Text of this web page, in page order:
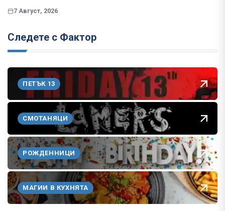
7 Август, 2026
Следете с Фактор
ПЕТЪК 13
СМОТАНЯЦИ
РОЖДЕННИЦИ
МАГИИ В КУХНЯТА